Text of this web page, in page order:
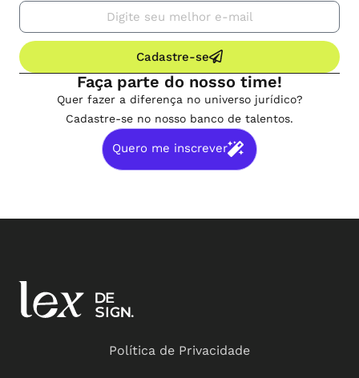
Cadastre-se
Faça parte do nosso time!
Quer fazer a diferença no universo jurídico?
Cadastre-se no nosso banco de talentos.
Quero me inscrever
Política de Privacidade